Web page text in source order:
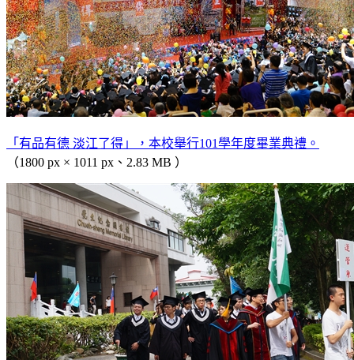
「有品有德 淡江了得」，本校舉行101學年度畢業典禮。
（1800 px × 1011 px、2.83 MB ）